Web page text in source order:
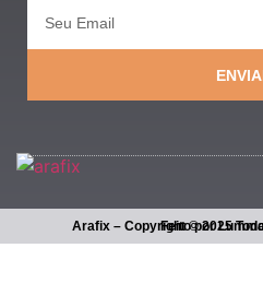
Arafix – Copyright © 2025
Feito por